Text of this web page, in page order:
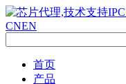
CNEN
首页
产品